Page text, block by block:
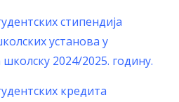
стипендија
установа у
2024/2025. годину.
кредита